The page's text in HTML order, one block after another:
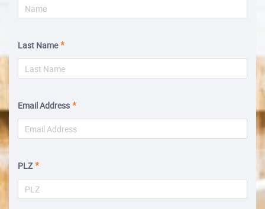
Last Name
Email Address
PLZ